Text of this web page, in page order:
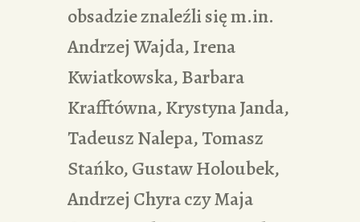
obsadzie znaleźli się m.in.
Andrzej Wajda, Irena
Kwiatkowska, Barbara
Krafftówna, Krystyna Janda,
Tadeusz Nalepa, Tomasz
Stańko, Gustaw Holoubek,
Andrzej Chyra czy Maja